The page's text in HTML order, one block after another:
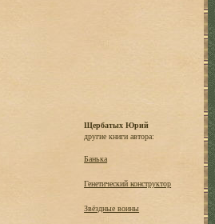
Щербатых Юрий
другие книги автора:
Банька
Генетический конструктор
Звёздные воины